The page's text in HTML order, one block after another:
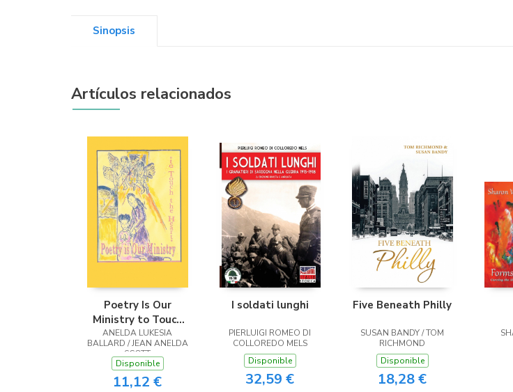
Sinopsis
Artículos relacionados
Poetry Is Our
Ministry to Touch
the Heart
ANELDA LUKESIA
BALLARD / JEAN ANELDA
SCOTT
Disponible
11,12 €
I soldati lunghi
PIERLUIGI ROMEO DI
COLLOREDO MELS
Disponible
32,59 €
Five Beneath Philly
SUSAN BANDY / TOM
RICHMOND
Disponible
18,28 €